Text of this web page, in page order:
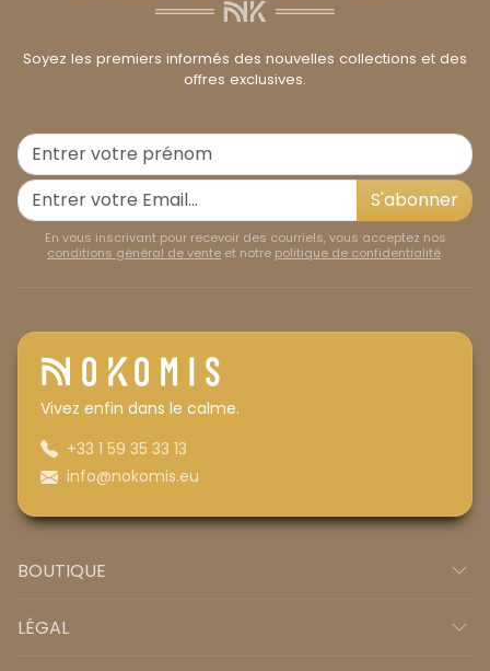
Soyez les premiers informés des nouvelles collections et des
offres exclusives.
S'abonner
En vous inscrivant pour recevoir des courriels, vous acceptez nos
conditions général de vente et notre politique de confidentialité.
Vivez enfin dans le calme.
+33 1 59 35 33 13
info@nokomis.eu
BOUTIQUE
LÉGAL